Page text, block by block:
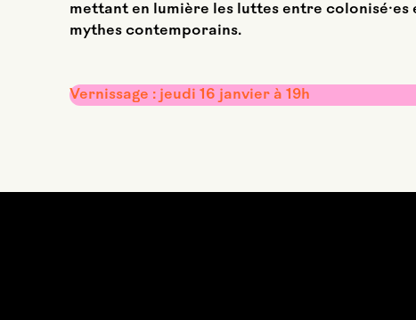
mettant en lumière les luttes entre
mythes contemporains.
Vernissage : jeudi 16 janvier à 19h